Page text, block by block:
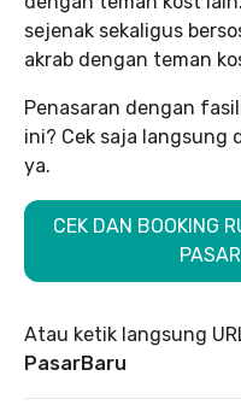
sejenak sekaligus
akrab dengan teman
Penasaran dengan
ini? Cek saja langsung
ya.
CEK DAN BOOKING
Atau ketik langsung
PasarBaru